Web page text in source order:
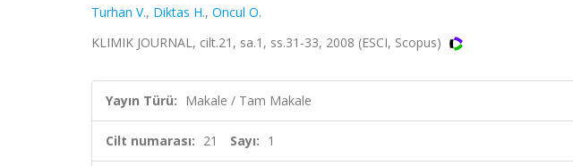
Turhan V., Diktas H., Oncul O.
KLIMIK JOURNAL, cilt.21, sa.1, ss.31-33, 2008 (ESCI, Scopus)
Yayın Türü: Makale / Tam Makale
Cilt numarası: 21 Sayı: 1